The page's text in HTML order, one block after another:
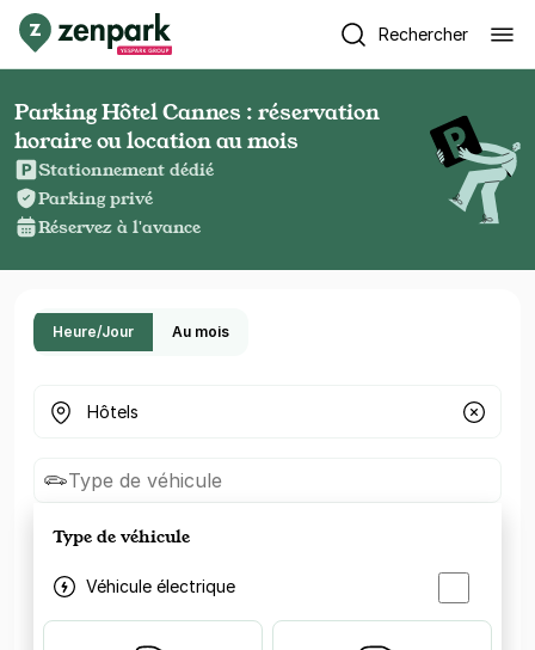
Rechercher
Parking Hôtel Cannes : réservation
horaire ou location au mois
Stationnement dédié
Parking privé
Réservez à l'avance
Heure/Jour Au mois
Où cherchez-vous un parking ?
Type de véhicule
Type de véhicule
Véhicule électrique